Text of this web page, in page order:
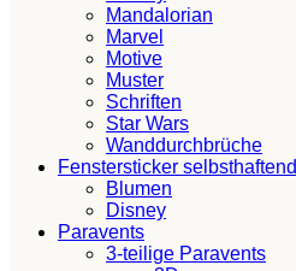
Mandalorian
Marvel
Motive
Muster
Schriften
Star Wars
Wanddurchbrüche
Fenstersticker selbsthaftend
Blumen
Disney
Paravents
3-teilige Paravents